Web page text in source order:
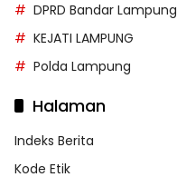
DPRD Bandar Lampung
KEJATI LAMPUNG
Polda Lampung
Halaman
Indeks Berita
Kode Etik